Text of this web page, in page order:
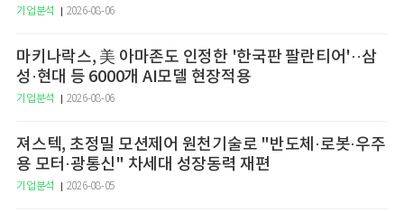
기업분석 2026-08-06
마키나락스, 美 아마존도 인정한 '한국판 팔란티어'··삼
성·현대 등 6000개 AI모델 현장적용
기업분석 2026-08-06
져스텍, 초정밀 모션제어 원천기술로 "반도체·로봇·우주
용 모터·광통신" 차세대 성장동력 재편
기업분석 2026-08-05